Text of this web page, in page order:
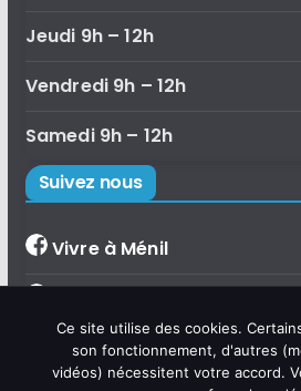
Jeudi 9h – 12h
Vendredi 9h – 12h
Samedi 9h – 12h
Suivez nous
Vivre à Ménil
Accueil de loisirs
Bonjour, je
virtuelle de la
Posez-moi vos
Ce site utilise des cookies.
son fonctionnement, d'autres
vidéos) nécessitent votre accord.